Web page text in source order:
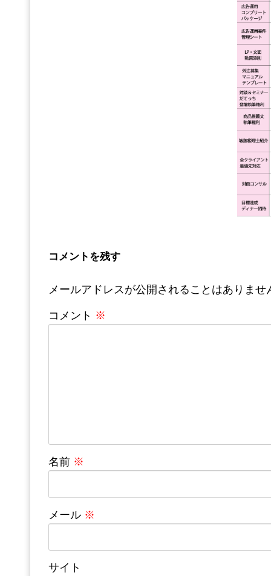
コメントを残す
メールアドレスが公開されることはありませ
コメント ※
名前 ※
メール ※
サイト